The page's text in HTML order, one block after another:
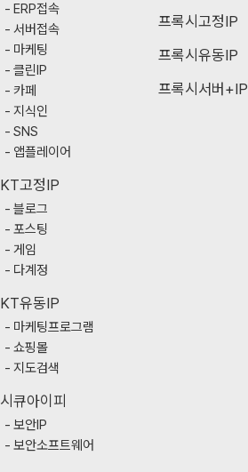
ERP접속
서버접속
마케팅
클린IP
카페
지식인
SNS
앱플레이어
KT고정IP
블로그
포스팅
게임
다계정
KT유동IP
마케팅프로그램
쇼핑몰
지도검색
시큐아이피
보안IP
보안소프트웨어
프록시고정IP
프록시유동IP
프록시서버+IP